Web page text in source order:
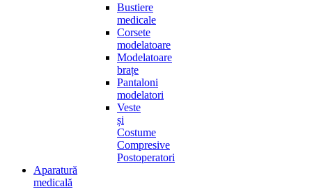
Bustiere
medicale
Corsete
modelatoare
Modelatoare
brațe
Pantaloni
modelatori
Veste
și
Costume
Compresive
Postoperatori
Aparatură
medicală